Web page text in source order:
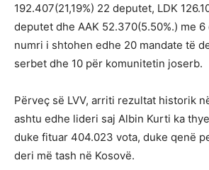
192.407(21,19%) 22 deputet, LDK
deputet dhe AAK 52.370(5.50%.) me
numri i shtohen edhe 20 mandate të
serbet dhe 10 për komunitetin joserb.
Përveç së LVV, arriti rezultat historik
ashtu edhe lideri saj Albin Kurti ka
duke fituar 404.023 vota, duke qenë
deri më tash në Kosovë.